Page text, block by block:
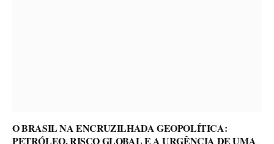
O BRASIL NA ENCRUZILHADA GEOPOLÍTICA:
PETRÓLEO, RISCO GLOBAL E A URGÊNCIA DE UMA